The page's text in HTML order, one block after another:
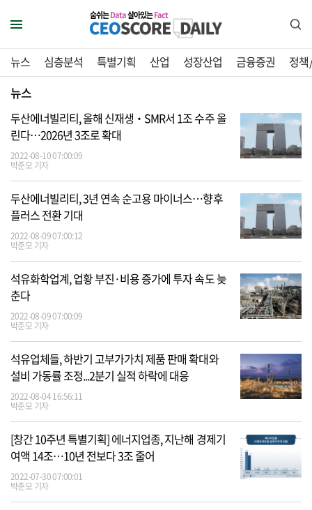
숨쉬는Data살아있는Fact
뉴스 심층분석 특별기획 산업 성장산업 금융증권 정
뉴스
두산에너빌리티, 올해 신재생‧SMR서 1조 수주 올
린다…2026년 3조로 확대
2022-08-10 07:00:09
박준모 기자
두산에너빌리티, 3년 연속 순고용 마이너스…향후
플러스 전환 기대
2022-08-09 07:00:12
박준모 기자
석유화학업계, 업황 부진·비용 증가에 투자 속도 늦
춘다
2022-08-09 07:00:09
박준모 기자
석유업체들, 하반기 고부가가치 제품 판매 확대와
설비 가동률 조정...2분기 실적 하락에 대응
2022-08-04 16:56:11
박준모 기자
[창간 10주년 특별기획] 에너지업종, 지난해 경제기
여액 14조…10년 전보다 3조 줄어
2022-07-30 07:00:01
박준모 기자